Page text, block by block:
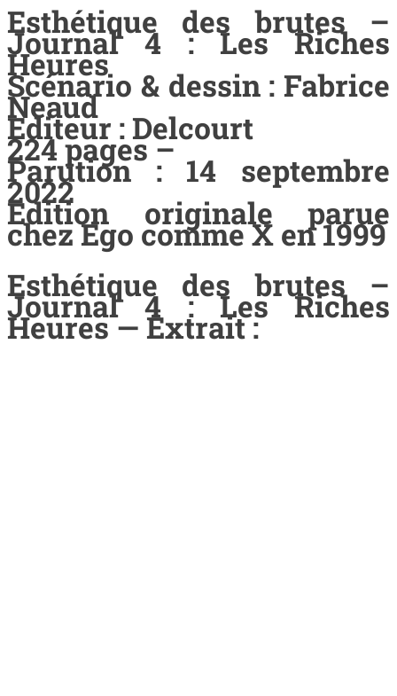
Esthétique des brutes –
Journal 4 : Les Riches
Heures
Scénario & dessin : Fabrice
Neaud
Editeur : Delcourt
224 pages –
Parution : 14 septembre
2022
Edition originale parue
chez Ego comme X en 1999
Esthétique des brutes –
Journal 4 : Les Riches
Heures — Extrait :